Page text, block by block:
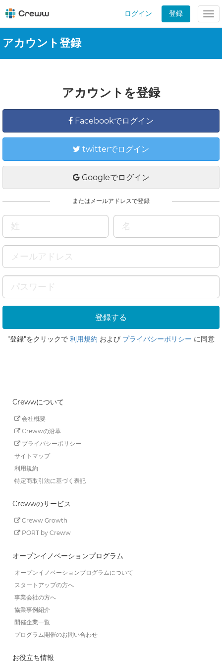
ログイン 登録
アカウント登録
アカウントを登録
Facebookでログイン
twitterでログイン
Googleでログイン
またはメールアドレスで登録
"登録"をクリックで 利用規約 および プライバシーポリシー に同意
Crewwについて
会社概要
Crewwの沿革
プライバシーポリシー
サイトマップ
利用規約
特定商取引法に基づく表記
Crewwのサービス
Creww Growth
PORT by Creww
オープンイノベーションプログラム
オープンイノベーションプログラムについて
スタートアップの方へ
事業会社の方へ
協業事例紹介
開催企業一覧
プログラム開催のお問い合わせ
お役立ち情報